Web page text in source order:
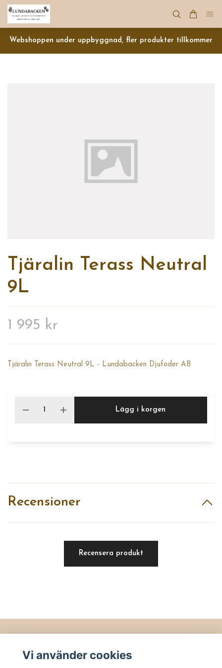
Webshoppen under uppbyggnad, fler produkter tillkommer
Tjäralin Terass Neutral
9L
1 995 kr
Tjäralin Terass Neutral 9L - Lundabacken Djufoder AB
Lägg i korgen
Recensioner
Recensera produkt
Köpvillkor
Vi använder cookies